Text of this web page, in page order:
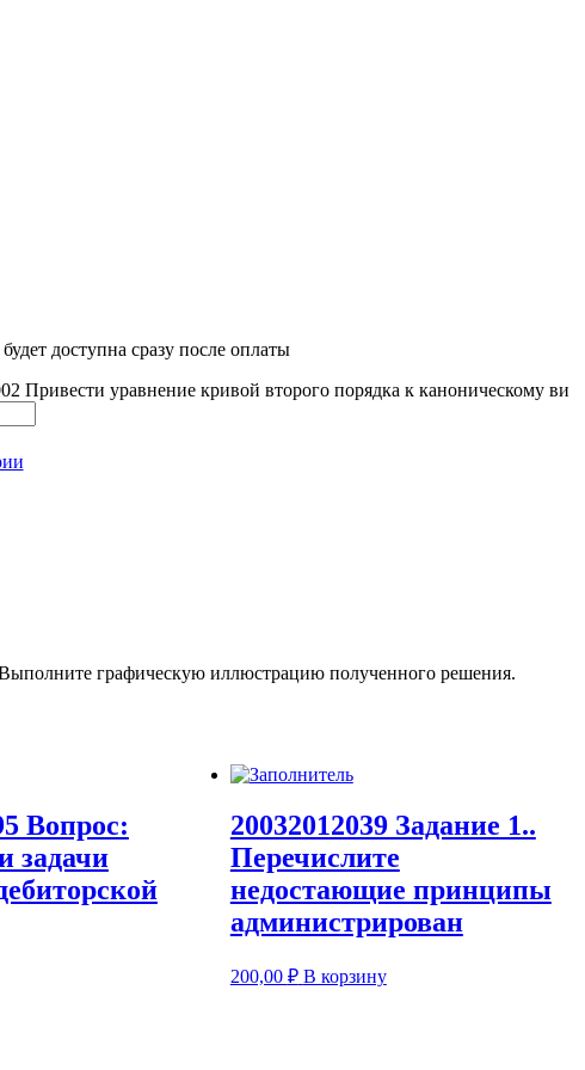
доступна сразу после оплаты
Привести уравнение кривой второго порядка к каноническому ви
графическую иллюстрацию полученного решения.
Вопрос:
задачи
20032012039 Задание 1..
Перечислите
недостающие принципы
администрирован
200,00 ₽ В корзину